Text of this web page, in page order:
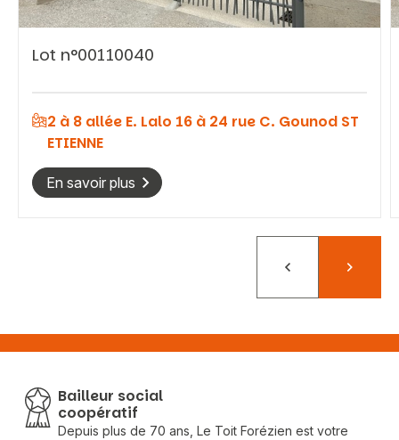
Vous recherchez&nbsp;:
Rechercher
Lot n°00110040
2 à 8 allée E. Lalo 16 à 24 rue C. Gounod ST
ETIENNE
En savoir plus
PrécédentSuivant
Bailleur social
coopératif
Depuis plus de 70 ans, Le Toit Forézien est votre